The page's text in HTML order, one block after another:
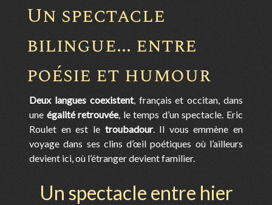
Un spectacle
bilingue... entre
poésie et humour
Deux langues coexistent, français et occitan, dans
une égalité retrouvée, le temps d’un spectacle. Eric
Roulet en est le troubadour. Il vous emmène en
voyage dans ses clins d’œil poétiques où l’ailleurs
devient ici, où l’étranger devient familier.
Un spectacle entre hier